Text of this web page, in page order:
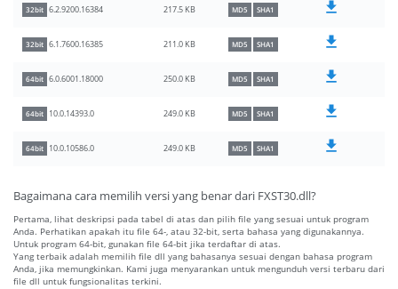
32bit 6.2.9200.16384 217.5 KB MD5 SHA1
32bit 6.1.7600.16385 211.0 KB MD5 SHA1
64bit 6.0.6001.18000 250.0 KB MD5 SHA1
64bit 10.0.14393.0 249.0 KB MD5 SHA1
64bit 10.0.10586.0 249.0 KB MD5 SHA1
Bagaimana cara memilih versi yang benar dari FXST30.dll?
Pertama, lihat deskripsi pada tabel di atas dan pilih file yang sesuai untuk program
Anda. Perhatikan apakah itu file 64-, atau 32-bit, serta bahasa yang digunakannya.
Untuk program 64-bit, gunakan file 64-bit jika terdaftar di atas.
Yang terbaik adalah memilih file dll yang bahasanya sesuai dengan bahasa program
Anda, jika memungkinkan. Kami juga menyarankan untuk mengunduh versi terbaru dari
file dll untuk fungsionalitas terkini.